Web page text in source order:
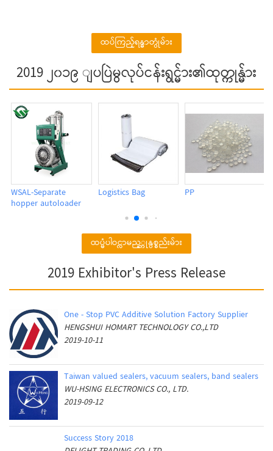
ထပ်ကြည့်ရန္ဓာတ္ပုံမ်ား
2019 ၂၀၁၉ ျပပြဲမွလုပ်ငန်းရွင္မ်ား၏ထုတ္ကုန္မ်ား
WSAL-Separate
hopper autoloader
Logistics Bag PP
ထပ္မံပါဝင္လာမည့္ကုန္ပစ္စည်းမ်ား
2019 Exhibitor's Press Release
One - Stop PVC Additive Solution Factory Supplier
HENGSHUI HOMART TECHNOLOGY CO.,LTD
2019-10-11
Taiwan valued sealers, vacuum sealers, band sealers
WU-HSING ELECTRONICS CO., LTD.
2019-09-12
Success Story 2018